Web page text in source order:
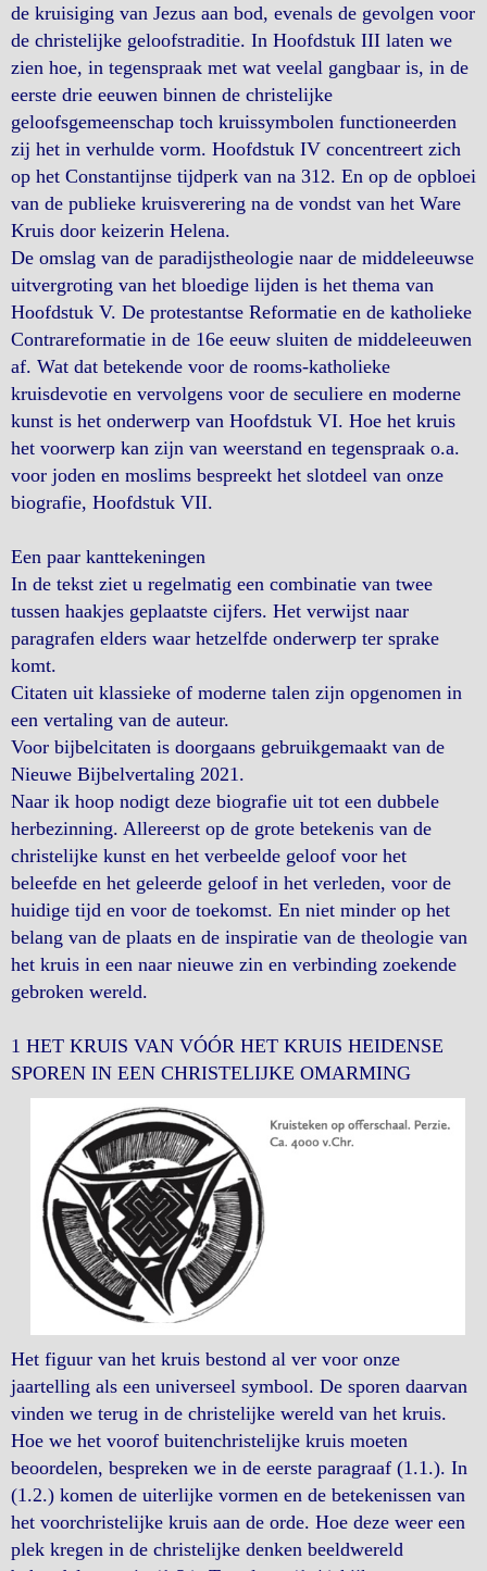
de kruisiging van Jezus aan bod, evenals de gevolgen voor
de christelijke geloofstraditie. In Hoofdstuk III laten we
zien hoe, in tegenspraak met wat veelal gangbaar is, in de
eerste drie eeuwen binnen de christelijke
geloofsgemeenschap toch kruissymbolen functioneerden
zij het in verhulde vorm. Hoofdstuk IV concentreert zich
op het Constantijnse tijdperk van na 312. En op de opbloei
van de publieke kruisverering na de vondst van het Ware
Kruis door keizerin Helena.
De omslag van de paradijstheologie naar de middeleeuwse
uitvergroting van het bloedige lijden is het thema van
Hoofdstuk V. De protestantse Reformatie en de katholieke
Contrareformatie in de 16e eeuw sluiten de middeleeuwen
af. Wat dat betekende voor de rooms-katholieke
kruisdevotie en vervolgens voor de seculiere en moderne
kunst is het onderwerp van Hoofdstuk VI. Hoe het kruis
het voorwerp kan zijn van weerstand en tegenspraak o.a.
voor joden en moslims bespreekt het slotdeel van onze
biografie, Hoofdstuk VII.
Een paar kanttekeningen
In de tekst ziet u regelmatig een combinatie van twee
tussen haakjes geplaatste cijfers. Het verwijst naar
paragrafen elders waar hetzelfde onderwerp ter sprake
komt.
Citaten uit klassieke of moderne talen zijn opgenomen in
een vertaling van de auteur.
Voor bijbelcitaten is doorgaans gebruikgemaakt van de
Nieuwe Bijbelvertaling 2021.
Naar ik hoop nodigt deze biografie uit tot een dubbele
herbezinning. Allereerst op de grote betekenis van de
christelijke kunst en het verbeelde geloof voor het
beleefde en het geleerde geloof in het verleden, voor de
huidige tijd en voor de toekomst. En niet minder op het
belang van de plaats en de inspiratie van de theologie van
het kruis in een naar nieuwe zin en verbinding zoekende
gebroken wereld.
1 HET KRUIS VAN VÓÓR HET KRUIS HEIDENSE
SPOREN IN EEN CHRISTELIJKE OMARMING
Het figuur van het kruis bestond al ver voor onze
jaartelling als een universeel symbool. De sporen daarvan
vinden we terug in de christelijke wereld van het kruis.
Hoe we het voorof buitenchristelijke kruis moeten
beoordelen, bespreken we in de eerste paragraaf (1.1.). In
(1.2.) komen de uiterlijke vormen en de betekenissen van
het voorchristelijke kruis aan de orde. Hoe deze weer een
plek kregen in de christelijke denken beeldwereld